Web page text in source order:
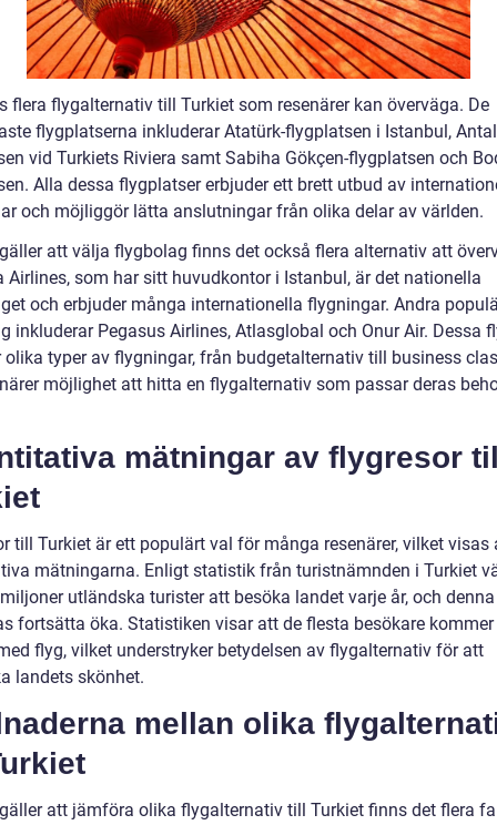
flera flygalternativ till Turkiet som resenärer kan överväga. De
flygplatserna inkluderar Atatürk-flygplatsen i Istanbul,
vid Turkiets Riviera samt Sabiha Gökçen-flygplatsen och
Alla dessa flygplatser erbjuder ett brett utbud av
och möjliggör lätta anslutningar från olika delar av världen.
att välja flygbolag finns det också flera alternativ att
Airlines, som har sitt huvudkontor i Istanbul, är det nationella
och erbjuder många internationella flygningar. Andra
inkluderar Pegasus Airlines, Atlasglobal och Onur Air. Dessa
olika typer av flygningar, från budgetalternativ till business
möjlighet att hitta en flygalternativ som passar deras
mätningar av flygresor
till Turkiet är ett populärt val för många resenärer, vilket visas
mätningarna. Enligt statistik från turistnämnden i Turkiet
utländska turister att besöka landet varje år, och
fortsätta öka. Statistiken visar att de flesta besökare
flyg, vilket understryker betydelsen av flygalternativ för att
landets skönhet.
mellan olika
att jämföra olika flygalternativ till Turkiet finns det flera